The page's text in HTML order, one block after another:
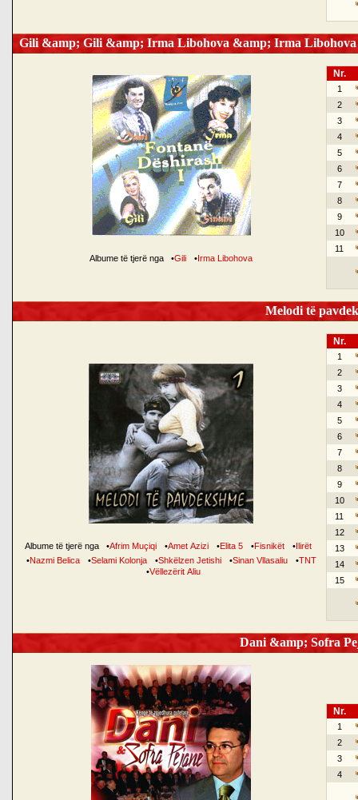
Gili &amp; Gili &amp; Irma Libohova &amp; Irma
Albume të tjerë nga •Gili •Irma Libohova
Nr.
1
2
3
4
5
6
7
8
9
10
11
Melodi të
Albume të tjerë nga •Afrim Muçiqi •Amet Azizi •Elita 5 •Fisnikët •Ilirët
•Nazmi Belica •Selami Kolonja •Shkëlzen Jetishi •Sinan Vllasaliu •TNT
•Vëllezërit Aliu
Nr.
1
2
3
4
5
6
7
8
9
10
11
12
13
14
15
Dani &amp; Sofra
Nr.
1
2
3
4